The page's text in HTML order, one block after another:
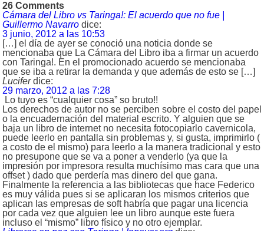
26 Comments
Cámara del Libro vs Taringa!: El acuerdo que no fue |
Guillermo Navarro dice:
3 junio, 2012 a las 10:53
[…] el día de ayer se conoció una noticia donde se
mencionaba que La Cámara del Libro iba a firmar un acuerdo
con Taringa!. En el promocionado acuerdo se mencionaba
que se iba a retirar la demanda y que además de esto se […]
Lucifer dice:
29 marzo, 2012 a las 7:28
Lo tuyo es “cualquier cosa” so bruto!!
Los derechos de autor no se perciben sobre el costo del papel
o la encuadernación del material escrito. Y alguien que se
baja un libro de internet no necesita fotocopiarlo cavernicola,
puede leerlo en pantalla sin problemas y, si gusta, imprimirlo (
a costo de el mismo) para leerlo a la manera tradicional y esto
no presupone que se va a poner a venderlo (ya que la
impresión por impresora resulta muchísimo mas cara que una
offset ) dado que perdería mas dinero del que gana.
Finalmente la referencia a las bibliotecas que hace Federico
es muy válida pues si se aplicaran los mismos criterios que
aplican las empresas de soft habría que pagar una licencia
por cada vez que alguien lee un libro aunque este fuera
incluso el “mismo” libro físico y no otro ejemplar.